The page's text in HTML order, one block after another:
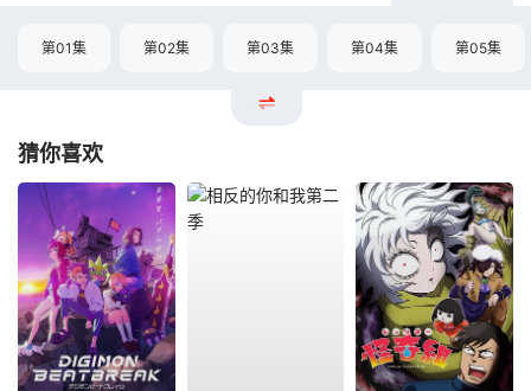
第01集 第02集 第03集 第04集 第05集
猜你喜欢